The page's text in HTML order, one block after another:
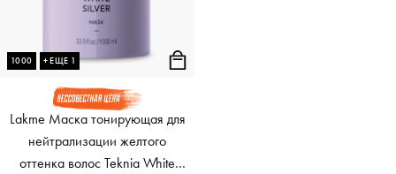
1000 + ЕЩЕ 1
Lakme Маска тонирующая для
нейтрализации желтого
оттенка волос Teknia White